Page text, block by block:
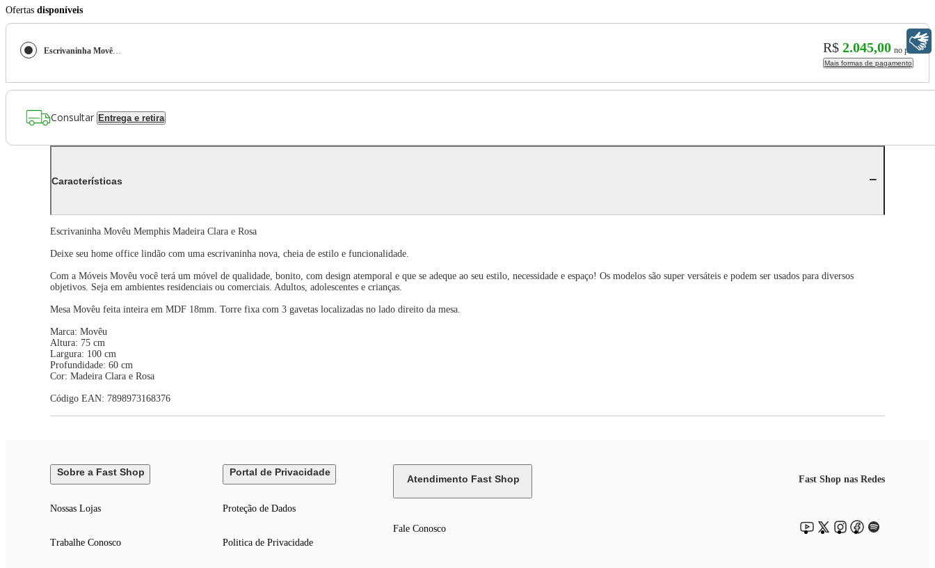
Ofertas disponíveis
Escrivaninha Movêu Memphis Madeira Clara e Rosa R$ 2.045,00 no pix
Mais formas de pagamento
Consultar Entrega e retira
Características
Escrivaninha Movêu Memphis Madeira Clara e Rosa
Deixe seu home office lindão com uma escrivaninha nova, cheia de estilo e funcionalidade.
Com a Móveis Movêu você terá um móvel de qualidade, bonito, com design atemporal e que se adeque ao seu estilo, necessidade e espaço! Os modelos são super versáteis e podem ser usados para diversos
objetivos. Seja em ambientes residenciais ou comerciais. Adultos, adolescentes e crianças.
Mesa Movêu feita inteira em MDF 18mm. Torre fixa com 3 gavetas localizadas no lado direito da mesa.
Marca: Movêu
Altura: 75 cm
Largura: 100 cm
Profundidade: 60 cm
Cor: Madeira Clara e Rosa
Código EAN: 7898973168376
Sobre a Fast Shop
Nossas Lojas
Trabalhe Conosco
Portal de Privacidade
Proteção de Dados
Politica de Privacidade
Atendimento Fast Shop
Fale Conosco
Fast Shop nas Redes
Libras